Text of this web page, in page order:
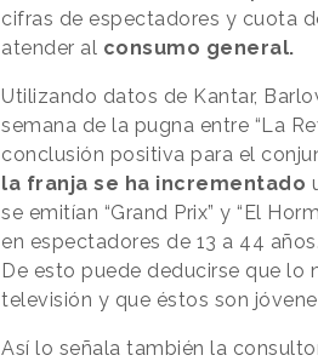
cifras de espectadores y cuota
atender al consumo general.
Utilizando datos de Kantar,
semana de la pugna entre “La
conclusión positiva para el
la franja se ha incrementado
se emitían “Grand Prix” y “El
en espectadores de 13 a 44
De esto puede deducirse que lo
televisión y que éstos son
Así lo señala también la